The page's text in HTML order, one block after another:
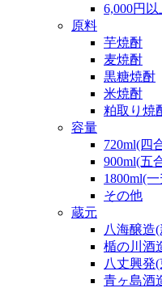
6,000円以
原料
芋焼酎
麦焼酎
黒糖焼酎
米焼酎
粕取り焼
容量
720ml(四
900ml(五
1800ml(
その他
蔵元
八海醸造
楯の川酒
八丈興発
青ヶ島酒